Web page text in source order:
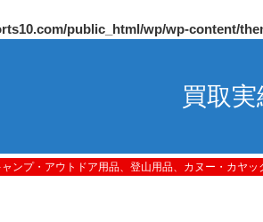
public_html/wp/wp-content/
買取実
ャンプ・アウトドア用品、登山用品、カヌー・カヤ